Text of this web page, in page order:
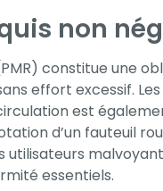
non
constitue une
effort excessif.
est
d’un fauteuil
essentiels.